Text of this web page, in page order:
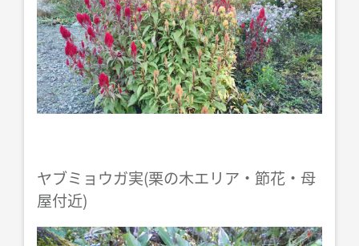
ヤブミョウガ実(栗の木エリア・節花・母
屋付近)